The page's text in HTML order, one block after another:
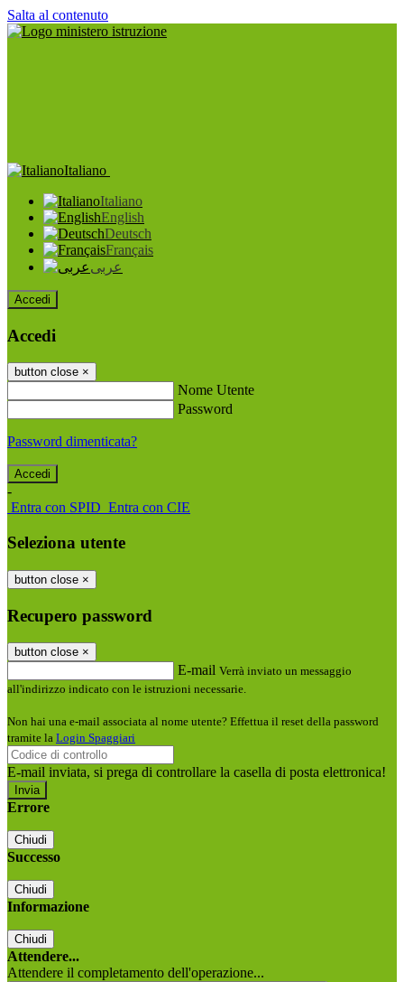
Salta al contenuto
Italiano
Italiano
English
Deutsch
Français
عربى
Accedi
Accedi
button close ×
Nome Utente
Password
Password dimenticata?
-
Entra con SPID Entra con CIE
Seleziona utente
button close ×
Recupero password
button close ×
E-mail Verrà inviato un messaggio
all'indirizzo indicato con le istruzioni necessarie.
Non hai una e-mail associata al nome utente? Effettua il reset della password
tramite la Login Spaggiari
E-mail inviata, si prega di controllare la casella di posta elettronica!
Errore
Chiudi
Successo
Chiudi
Informazione
Chiudi
Attendere...
Attendere il completamento dell'operazione...